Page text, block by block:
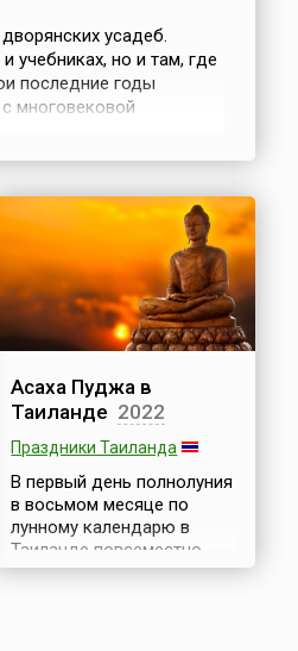
усадеб.
учебниках, но и там, где
последние годы
многовековой
Асаха Пуджа в
Таиланде 2022
Праздники Таиланда
В первый день полнолуния
в восьмом месяце по
лунному календарю в
Таиланде повсеместно
отмечается один из самых